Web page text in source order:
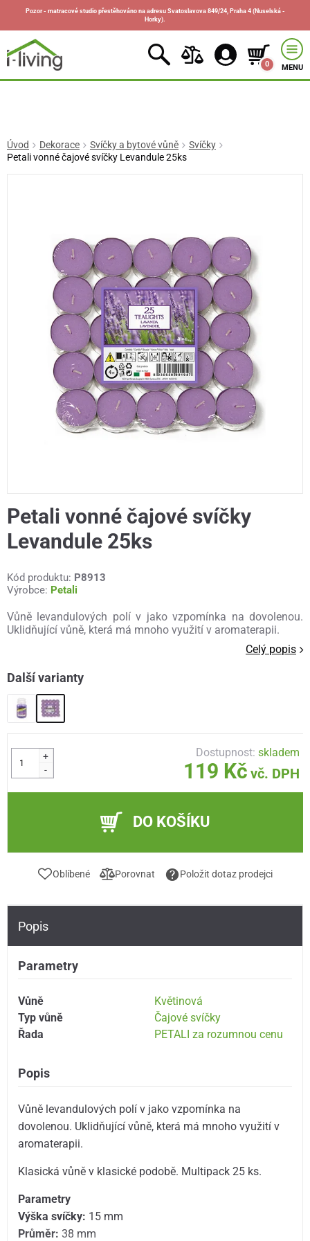
Pozor - matracové studio přestěhováno na adresu Svatoslavova 849/24, Praha 4 (Nuselská -
Horky).
0 MENU
Úvod Dekorace Svíčky a bytové vůně
Svíčky
Petali vonné čajové svíčky Levandule 25ks
Petali vonné čajové svíčky
Levandule 25ks
Kód produktu: P8913
Výrobce: Petali
Vůně levandulových polí v jako vzpomínka na dovolenou.
Uklidňující vůně, která má mnoho využití v aromaterapii.
Celý popis
Další varianty
+
-
Dostupnost:skladem
119 Kč vč. DPH
DO KOŠÍKU
Oblíbené Porovnat Položit dotaz prodejci
Popis
Parametry
Vůně
Květinová
Typ vůně
Čajové svíčky
Řada
PETALI za rozumnou cenu
Popis
Vůně levandulových polí v jako vzpomínka na
dovolenou. Uklidňující vůně, která má mnoho využití v
aromaterapii.
Klasická vůně v klasické podobě. Multipack 25 ks.
Parametry
Výška svíčky: 15 mm
Průměr: 38 mm